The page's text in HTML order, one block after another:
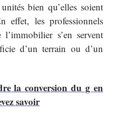
bien qu’elles soient
effet, les professionnels
s’en servent
d’un terrain ou d’un
la conversion du g en
savoir